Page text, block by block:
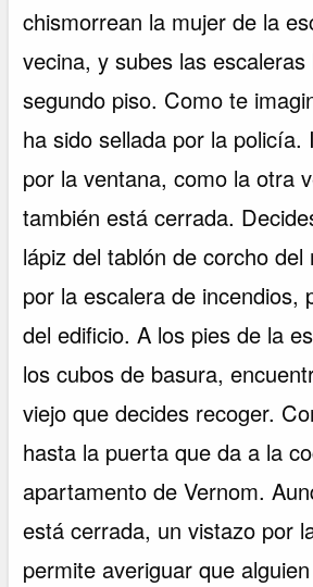
chismorrean la mujer de la
vecina, y subes las escaleras
segundo piso. Como te
ha sido sellada por la policía.
por la ventana, como la otra
también está cerrada.
lápiz del tablón de corcho
por la escalera de incendios,
del edificio. A los pies de la
los cubos de basura,
viejo que decides recoger.
hasta la puerta que da a la
apartamento de Vernom.
está cerrada, un vistazo por
permite averiguar que